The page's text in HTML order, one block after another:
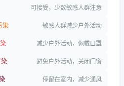
可接受，少数敏感人群注意
染 敏感人群减少户外活动
减少户外活动，佩戴口罩
避免户外活动，关闭门窗
停留在室内，减少通风